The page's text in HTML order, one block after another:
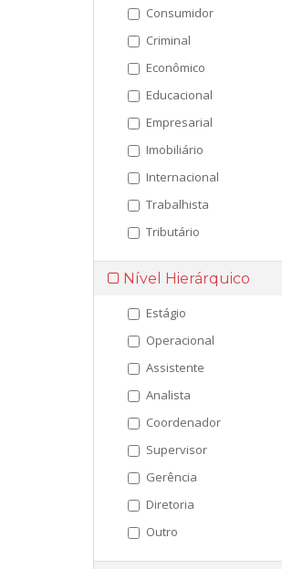
Consumidor
Criminal
Econômico
Educacional
Empresarial
Imobiliário
Internacional
Trabalhista
Tributário
Nível Hierárquico
Estágio
Operacional
Assistente
Analista
Coordenador
Supervisor
Gerência
Diretoria
Outro